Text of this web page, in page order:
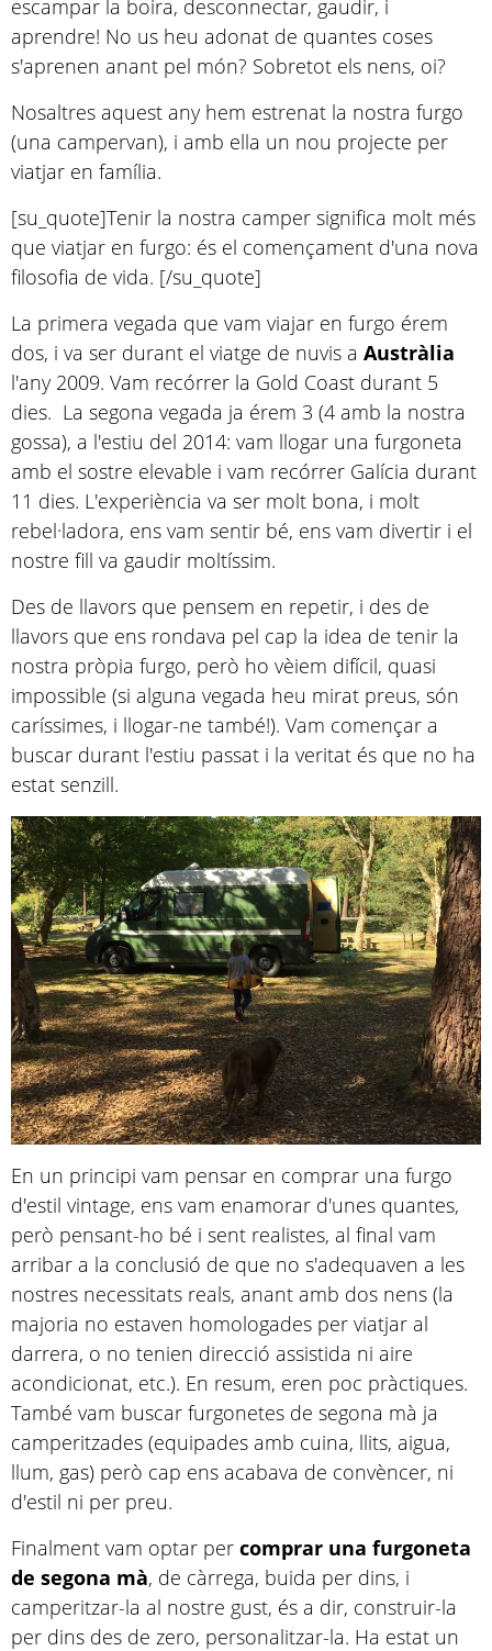
escampar la boira, desconnectar, gaudir, i
aprendre! No us heu adonat de quantes coses
s'aprenen anant pel món? Sobretot els nens, oi?
Nosaltres aquest any hem estrenat la nostra furgo
(una campervan), i amb ella un nou projecte per
viatjar en família.
[su_quote]Tenir la nostra camper significa molt més
que viatjar en furgo: és el començament d'una nova
filosofia de vida. [/su_quote]
La primera vegada que vam viajar en furgo érem
dos, i va ser durant el viatge de nuvis a Austràlia
l'any 2009. Vam recórrer la Gold Coast durant 5
dies. La segona vegada ja érem 3 (4 amb la nostra
gossa), a l'estiu del 2014: vam llogar una furgoneta
amb el sostre elevable i vam recórrer Galícia durant
11 dies. L'experiència va ser molt bona, i molt
rebel·ladora, ens vam sentir bé, ens vam divertir i el
nostre fill va gaudir moltíssim.
Des de llavors que pensem en repetir, i des de
llavors que ens rondava pel cap la idea de tenir la
nostra pròpia furgo, però ho vèiem difícil, quasi
impossible (si alguna vegada heu mirat preus, són
caríssimes, i llogar-ne també!). Vam començar a
buscar durant l'estiu passat i la veritat és que no ha
estat senzill.
En un principi vam pensar en comprar una furgo
d'estil vintage, ens vam enamorar d'unes quantes,
però pensant-ho bé i sent realistes, al final vam
arribar a la conclusió de que no s'adequaven a les
nostres necessitats reals, anant amb dos nens (la
majoria no estaven homologades per viatjar al
darrera, o no tenien direcció assistida ni aire
acondicionat, etc.). En resum, eren poc pràctiques.
També vam buscar furgonetes de segona mà ja
camperitzades (equipades amb cuina, llits, aigua,
llum, gas) però cap ens acabava de convèncer, ni
d'estil ni per preu.
Finalment vam optar per comprar una furgoneta
de segona mà, de càrrega, buida per dins, i
camperitzar-la al nostre gust, és a dir, construir-la
per dins des de zero, personalitzar-la. Ha estat un